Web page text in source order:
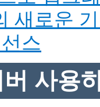
새로운
스
사용